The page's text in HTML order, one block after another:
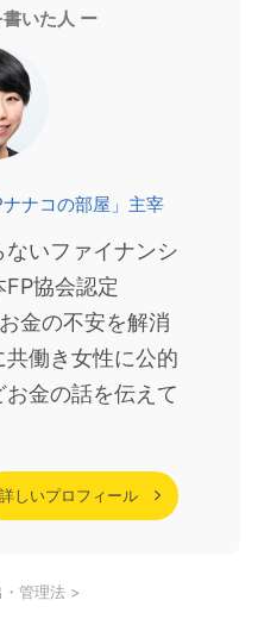
いた人 ー
ナナコの部屋」主宰
いファイナンシ
協会認定
金の不安を解消
共働き女性に公的
金の話を伝えて
詳しいプロフィール
管理法 >